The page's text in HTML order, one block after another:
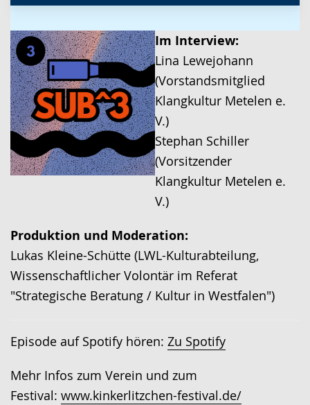
Im Interview:
Lina Lewejohann
(Vorstandsmitglied
Klangkultur Metelen e.
V.)
Stephan Schiller
(Vorsitzender
Klangkultur Metelen e.
V.)
Produktion und Moderation:
Lukas Kleine-Schütte (LWL-Kulturabteilung,
Wissenschaftlicher Volontär im Referat
"Strategische Beratung / Kultur in Westfalen")
Episode auf Spotify hören: Zu Spotify
Mehr Infos zum Verein und zum
Festival: www.kinkerlitzchen-festival.de/